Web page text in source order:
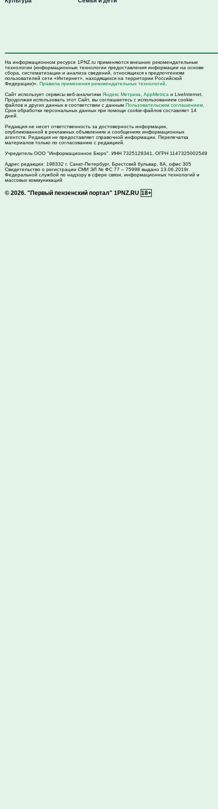
На информационном ресурсе 1PNZ.ru применяются внешние рекомендательные
технологии (информационные технологии предоставления информации на основе
сбора, систематизации и анализа сведений, относящихся к предпочтениям
пользователей сети «Интернет», находящихся на территории Российской
Федерации)». Правила применения рекомендательных технологий
Сайт использует сервисы веб-аналитики Яндекс Метрика AppMetrica и LiveInternet.
Продолжая использовать этот Сайт, вы соглашаетесь с использованием cookie-
файлов и других данных в соответствии с данным Пользовательским соглашением
Срок обработки персональных данных при помощи cookie-файлов составляет 14
дней.
Редакция не несет ответственность за достоверность информации,
опубликованной в рекламных объявлениях и сообщениях информационных
агентств. Редакция не предоставляет справочной информации. Перепечатка
материалов только по согласованию с редакцией.
Учредитель ООО "Информационное Бюро". ИНН 7325128341, ОГРН 1147325002549
Адрес редакции: 198332 г. Санкт-Петербург, Брестский бульвар, 8А, офис 305
Свидетельство о регистрации СМИ ЭЛ № ФС 77 – 75998 выдано 13.06.2019г.
Федеральной службой по надзору в сфере связи, информационных технологий и
массовых коммуникаций
© 2026. "Первый пензенский портал" 1PNZ.RU 18+